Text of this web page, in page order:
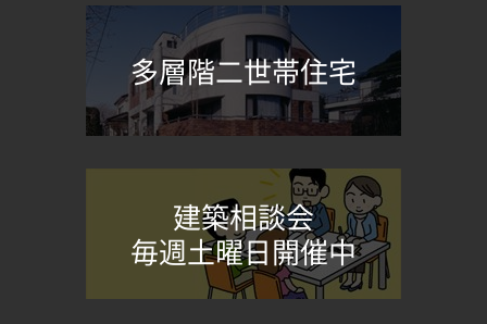
多層階二世帯住宅
建築相談会
毎週土曜日開催中